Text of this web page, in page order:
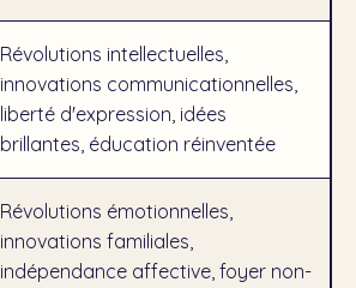
Révolutions intellectuelles,
innovations communicationnelles,
liberté d'expression, idées
brillantes, éducation réinventée
Révolutions émotionnelles,
innovations familiales,
indépendance affective, foyer non-